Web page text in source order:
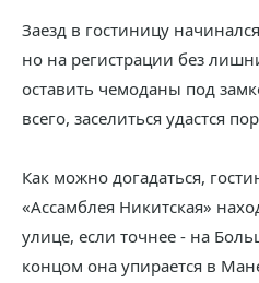
Заезд в гостиницу
но на регистрации без
оставить чемоданы под
всего, заселиться удастся
Как можно догадаться,
«Ассамблея Никитская»
улице, если точнее - на
концом она упирается в